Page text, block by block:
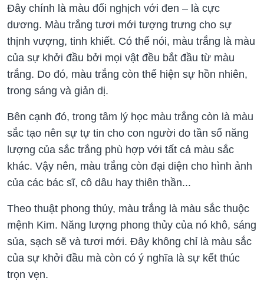
Đây chính là màu đối nghịch với đen – là cực
dương. Màu trắng tươi mới tượng trưng cho sự
thịnh vượng, tinh khiết. Có thể nói, màu trắng là màu
của sự khởi đầu bởi mọi vật đều bắt đầu từ màu
trắng. Do đó, màu trắng còn thể hiện sự hồn nhiên,
trong sáng và giản dị.
Bên cạnh đó, trong tâm lý học màu trắng còn là màu
sắc tạo nên sự tự tin cho con người do tần số năng
lượng của sắc trắng phù hợp với tất cả màu sắc
khác. Vậy nên, màu trắng còn đại diện cho hình ảnh
của các bác sĩ, cô dâu hay thiên thần...
Theo thuật phong thủy, màu trắng là màu sắc thuộc
mệnh Kim. Năng lượng phong thủy của nó khô, sáng
sủa, sạch sẽ và tươi mới. Đây không chỉ là màu sắc
của sự khởi đầu mà còn có ý nghĩa là sự kết thúc
trọn vẹn.